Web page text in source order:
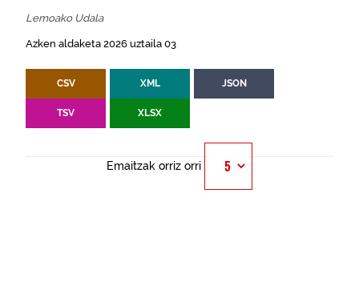
Lemoako Udala
Azken aldaketa 2026 uztaila 03
CSV XML JSON
TSV XLSX
Emaitzak orriz orri